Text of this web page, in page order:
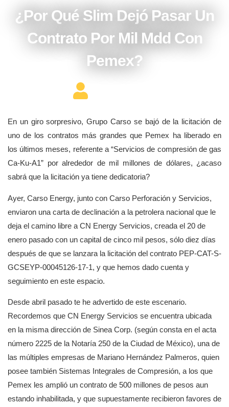
¿Por Qué Slim Dejó Pasar Un
Contrato Por Mil Mdd Con
Pemex?
En un giro sorpresivo, Grupo Carso se bajó de la licitación de
uno de los contratos más grandes que Pemex ha liberado en
los últimos meses, referente a “Servicios de compresión de gas
Ca-Ku-A1” por alrededor de mil millones de dólares, ¿acaso
sabrá que la licitación ya tiene dedicatoria?
Ayer, Carso Energy, junto con Carso Perforación y Servicios,
enviaron una carta de declinación a la petrolera nacional que le
deja el camino libre a CN Energy Servicios, creada el 20 de
enero pasado con un capital de cinco mil pesos, sólo diez días
después de que se lanzara la licitación del contrato PEP-CAT-S-
GCSEYP-00045126-17-1, y que hemos dado cuenta y
seguimiento en este espacio.
Desde abril pasado te he advertido de este escenario.
Recordemos que CN Energy Servicios se encuentra ubicada
en la misma dirección de Sinea Corp. (según consta en el acta
número 2225 de la Notaría 250 de la Ciudad de México), una de
las múltiples empresas de Mariano Hernández Palmeros, quien
posee también Sistemas Integrales de Compresión, a los que
Pemex les amplió un contrato de 500 millones de pesos aun
estando inhabilitada, y que supuestamente recibieron favores de